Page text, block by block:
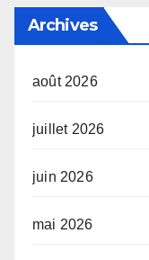
Archives
août 2026
juillet 2026
juin 2026
mai 2026